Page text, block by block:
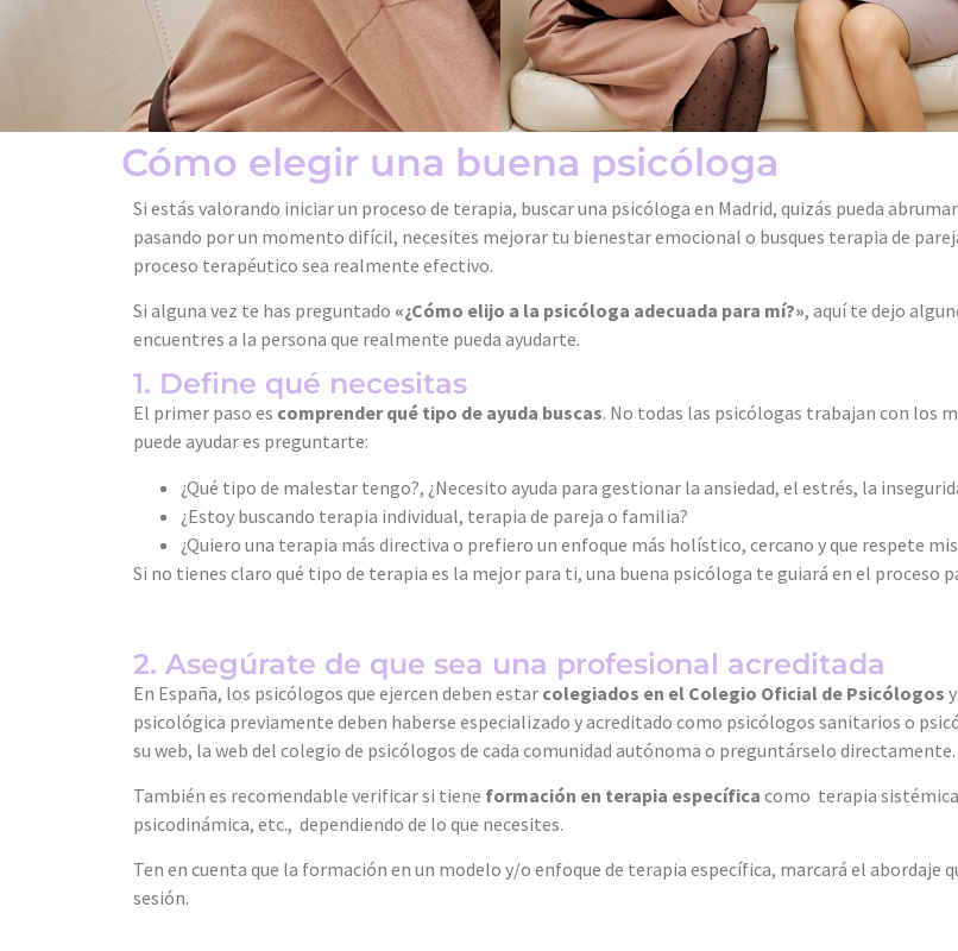
Cómo elegir una buena psicóloga
Si estás valorando iniciar un proceso de terapia, buscar una psicóloga en Madrid, quizás pueda
pasando por un momento difícil, necesites mejorar tu bienestar emocional o busques terapia de
proceso terapéutico sea realmente efectivo.
Si alguna vez te has preguntado «¿Cómo elijo a la psicóloga adecuada para mí?», aquí te dejo
encuentres a la persona que realmente pueda ayudarte.
1. Define qué necesitas
El primer paso es comprender qué tipo de ayuda buscas. No todas las psicólogas trabajan con los
puede ayudar es preguntarte:
¿Qué tipo de malestar tengo?, ¿Necesito ayuda para gestionar la ansiedad, el estrés, la
¿Estoy buscando terapia individual, terapia de pareja o familia?
¿Quiero una terapia más directiva o prefiero un enfoque más holístico, cercano y que respete
Si no tienes claro qué tipo de terapia es la mejor para ti, una buena psicóloga te guiará en el proceso
2. Asegúrate de que sea una profesional acreditada
En España, los psicólogos que ejercen deben estar colegiados en el Colegio Oficial de Psicólogos
psicológica previamente deben haberse especializado y acreditado como psicólogos sanitarios o
su web, la web del colegio de psicólogos de cada comunidad autónoma o preguntárselo directamente.
También es recomendable verificar si tiene formación en terapia específica como terapia
psicodinámica, etc., dependiendo de lo que necesites.
Ten en cuenta que la formación en un modelo y/o enfoque de terapia específica, marcará el abordaje
sesión.